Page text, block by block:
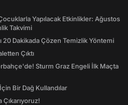
Yapılacak Etkinlikler: Ağustos
Takvimi
20 Dakikada Çözen Temizlik Yöntemi
Çıktı
Sturm Graz Engeli İlk Maçta
İçin Bir Dağ Kullandılar
Çıkarıyoruz!